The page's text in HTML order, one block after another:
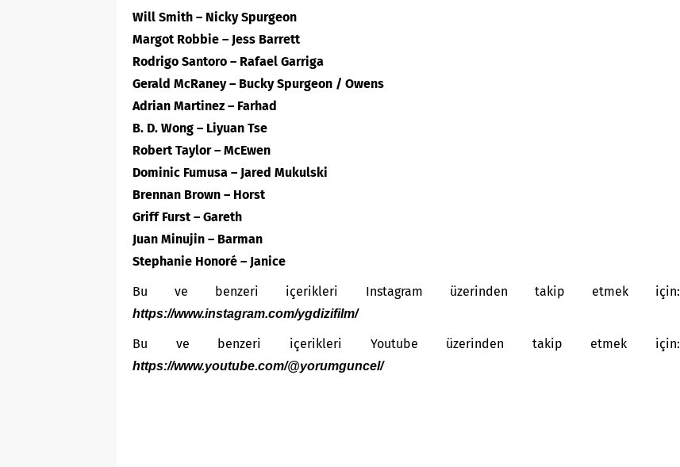
Will Smith – Nicky Spurgeon
Margot Robbie – Jess Barrett
Rodrigo Santoro – Rafael Garriga
Gerald McRaney – Bucky Spurgeon / Owens
Adrian Martinez – Farhad
B. D. Wong – Liyuan Tse
Robert Taylor – McEwen
Dominic Fumusa – Jared Mukulski
Brennan Brown – Horst
Griff Furst – Gareth
Juan Minujin – Barman
Stephanie Honoré – Janice
Bu ve benzeri içerikleri Instagram üzerinden takip etmek için:
https://www.instagram.com/ygdizifilm/
Bu ve benzeri içerikleri Youtube üzerinden takip etmek için:
https://www.youtube.com/@yorumguncel/